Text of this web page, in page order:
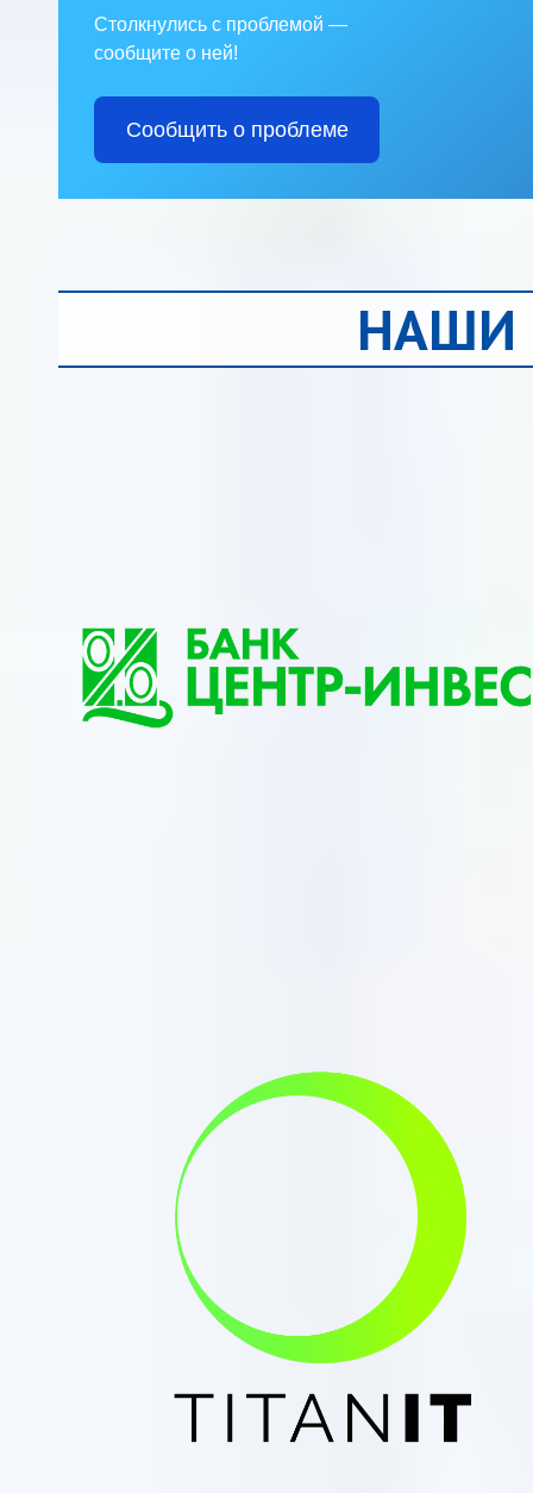
Столкнулись с проблемой —
сообщите о ней!
Сообщить о проблеме
НАШИ